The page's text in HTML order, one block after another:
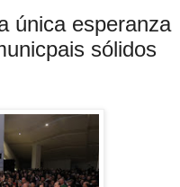
única esperanza
sólidos